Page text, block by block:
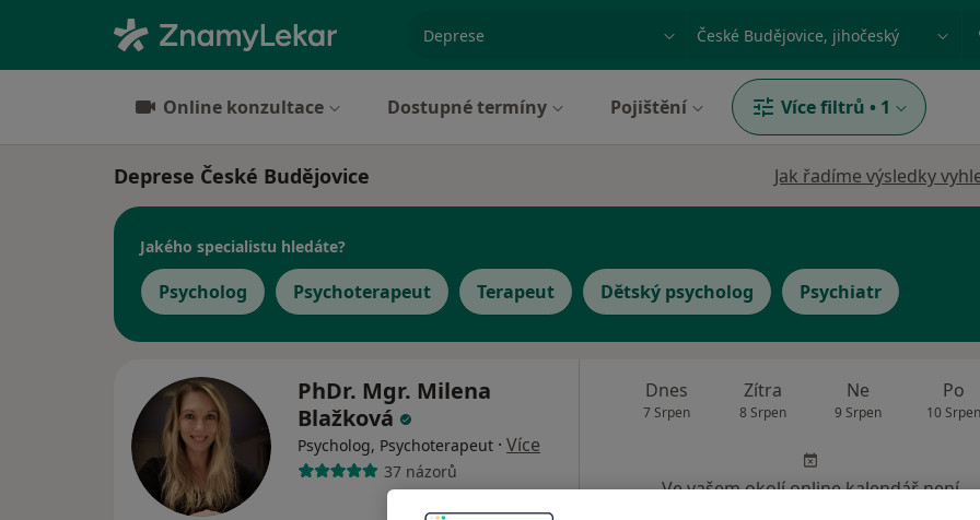
specializace, nemoc nebo příjmeníMěsto nebo region
Online konzultace Dostupné termíny Pojištění Více filtrů • 1
Deprese České Budějovice Jak řadíme výsledky
Jakého specialistu hledáte?
Psycholog Psychoterapeut Terapeut Dětský psycholog Psychiatr
PhDr. Mgr. Milena
Blažková
Psycholog, Psychoterapeut · Více
37 názorů
Dnes
7 Srpen
Zítra
8 Srpen
Ne
9 Srpen
Po
10 Srpen
Ve vašem okolí online kalendář není